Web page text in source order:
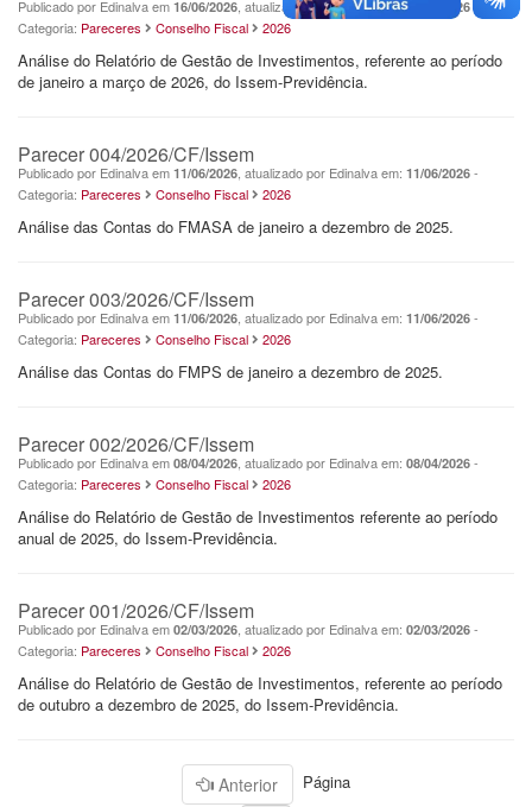
Publicado por Edinalva em 16/06/2026 , atualizado por Edinalva em:04/08/2026-
Categoria: Pareceres Conselho Fiscal 2026
Análise do Relatório de Gestão de Investimentos, referente ao período
de janeiro a março de 2026, do Issem-Previdência.
Parecer 004/2026/CF/Issem
Publicado por Edinalva em 11/06/2026 , atualizado por Edinalva em: 11/06/2026 -
Categoria: Pareceres Conselho Fiscal 2026
Análise das Contas do FMASA de janeiro a dezembro de 2025.
Parecer 003/2026/CF/Issem
Publicado por Edinalva em 11/06/2026 , atualizado por Edinalva em: 11/06/2026 -
Categoria: Pareceres Conselho Fiscal 2026
Análise das Contas do FMPS de janeiro a dezembro de 2025.
Parecer 002/2026/CF/Issem
Publicado por Edinalva em 08/04/2026 , atualizado por Edinalva em: 08/04/2026 -
Categoria: Pareceres Conselho Fiscal 2026
Análise do Relatório de Gestão de Investimentos referente ao período
anual de 2025, do Issem-Previdência.
Parecer 001/2026/CF/Issem
Publicado por Edinalva em 02/03/2026 , atualizado por Edinalva em: 02/03/2026 -
Categoria: Pareceres Conselho Fiscal 2026
Análise do Relatório de Gestão de Investimentos, referente ao período
de outubro a dezembro de 2025, do Issem-Previdência.
Anterior Página